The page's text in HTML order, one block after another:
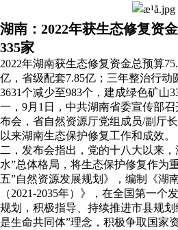
湖南：2022年获生态修复资
335家
2022年湖南获生态修复资金总预算
亿，省级配套7.85亿；三年整治行动
3631个减少至983个，建成绿色矿山
一，9月1日，中共湖南省委宣传部
布会，省自然资源厅党组成员/副厅
以来湖南生态保护修复工作和成效。
二，发布会指出，党的十八大以来
水”总体格局，将生态保护修复作为
五”自然资源发展规划》，编制《湖
（2021-2035年）》，在全国第一个
规划，积极指导、持续推进市县规
是生命共同体”理念，积极争取国家资